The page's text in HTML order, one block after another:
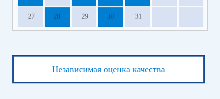
27 28 29 30 31
Независимая оценка качества